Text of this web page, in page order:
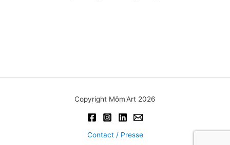
Copyright Môm'Art 2026
Contact / Presse